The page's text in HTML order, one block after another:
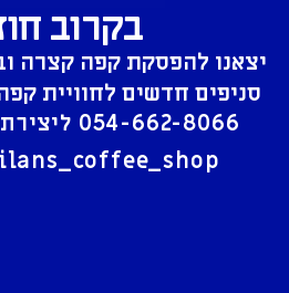
בקרוב
יצאנו להפסקת קפה קצרה
סניפים חדשים לחוויית
054-662-8066